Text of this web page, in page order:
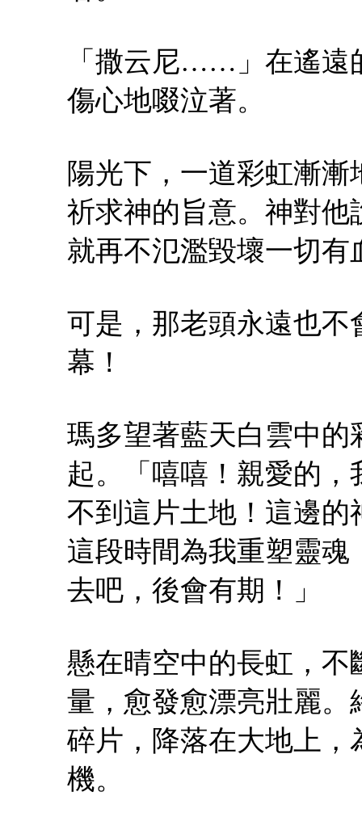
「撒云尼……」在遙遠
傷心地啜泣著。
陽光下，一道彩虹漸
祈求神的旨意。神對
就再不氾濫毀壞一切有
可是，那老頭永遠也
幕！
瑪多望著藍天白雲中
起。「嘻嘻！親愛的
不到這片土地！這邊
這段時間為我重塑靈
去吧，後會有期！」
懸在晴空中的長虹，
量，愈發愈漂亮壯麗
碎片，降落在大地上
機。